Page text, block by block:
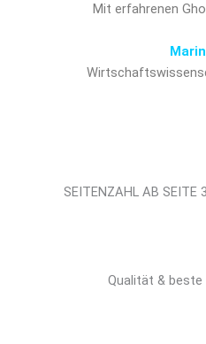
Mit erfahrenen
SEITENZAHL AB SEITE
Qualität & beste